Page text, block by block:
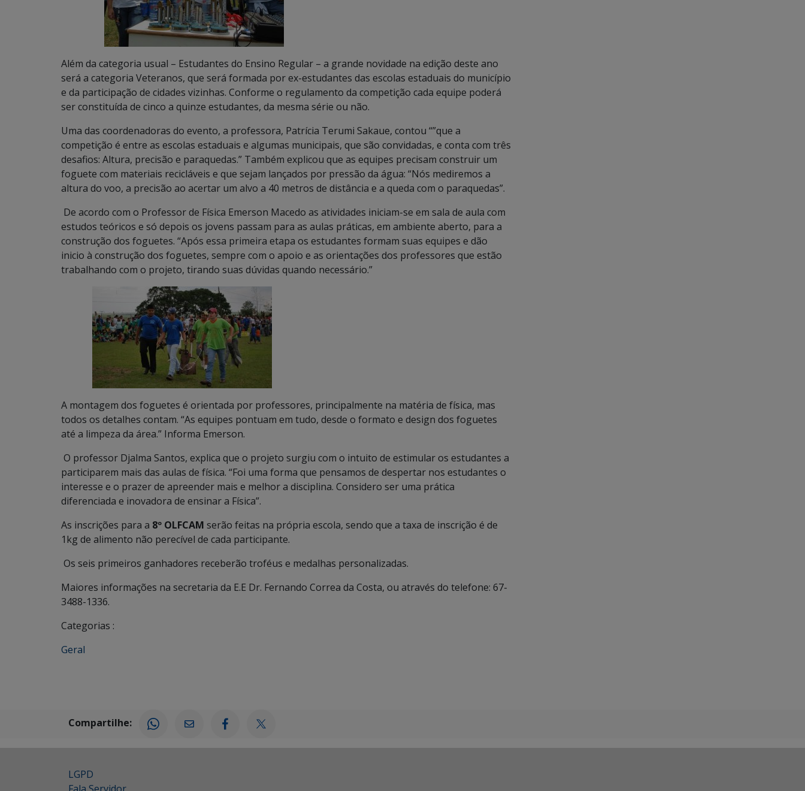
Além da categoria usual – Estudantes do Ensino Regular – a grande novidade na edição deste ano
será a categoria Veteranos, que será formada por ex-estudantes das escolas estaduais do município
e da participação de cidades vizinhas. Conforme o regulamento da competição cada equipe poderá
ser constituída de cinco a quinze estudantes, da mesma série ou não.
Uma das coordenadoras do evento, a professora, Patrícia Terumi Sakaue, contou “”que a
competição é entre as escolas estaduais e algumas municipais, que são convidadas, e conta com três
desafios: Altura, precisão e paraquedas.” Também explicou que as equipes precisam construir um
foguete com materiais recicláveis e que sejam lançados por pressão da água: “Nós mediremos a
altura do voo, a precisão ao acertar um alvo a 40 metros de distância e a queda com o paraquedas”.
De acordo com o Professor de Física Emerson Macedo as atividades iniciam-se em sala de aula com
estudos teóricos e só depois os jovens passam para as aulas práticas, em ambiente aberto, para a
construção dos foguetes. “Após essa primeira etapa os estudantes formam suas equipes e dão
inicio à construção dos foguetes, sempre com o apoio e as orientações dos professores que estão
trabalhando com o projeto, tirando suas dúvidas quando necessário.”
A montagem dos foguetes é orientada por professores, principalmente na matéria de física, mas
todos os detalhes contam. “As equipes pontuam em tudo, desde o formato e design dos foguetes
até a limpeza da área.” Informa Emerson.
O professor Djalma Santos, explica que o projeto surgiu com o intuito de estimular os estudantes a
participarem mais das aulas de física. “Foi uma forma que pensamos de despertar nos estudantes o
interesse e o prazer de apreender mais e melhor a disciplina. Considero ser uma prática
diferenciada e inovadora de ensinar a Física”.
As inscrições para a 8º OLFCAM serão feitas na própria escola, sendo que a taxa de inscrição é de
1kg de alimento não perecível de cada participante.
Os seis primeiros ganhadores receberão troféus e medalhas personalizadas.
Maiores informações na secretaria da E.E Dr. Fernando Correa da Costa, ou através do telefone: 67-
3488-1336.
Categorias :
Geral
Compartilhe:
LGPD